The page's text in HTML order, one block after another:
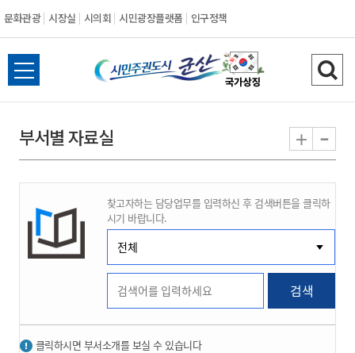
문화관광 시장실 시의회 시민광장플랫폼 인구정책
시
민
권
도
시
군
산
전
체
뉴
열
검
색
기
부서별 자료실 + -
찾고자하는 담당업무를 입력하신 후 검색버튼을 클릭하
시기 바랍니다.
검색
클릭하시면 부서소개를 보실 수 있습니다